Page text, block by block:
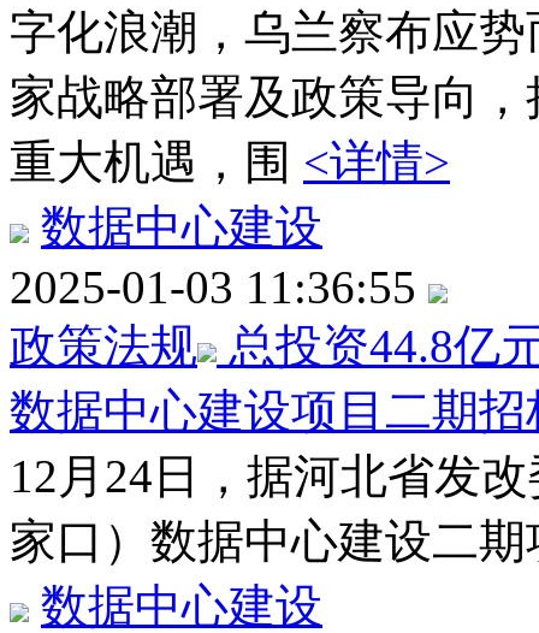
字化浪潮，乌兰察布应
家战略部署及政策导向，
重大机遇，围 <详情>
数据中心建设
2025-01-03 11:36:55
政策法规
总投资44.8亿
数据中心建设项目二期
12月24日，据河北省发
家口）数据中心建设二
数据中心建设